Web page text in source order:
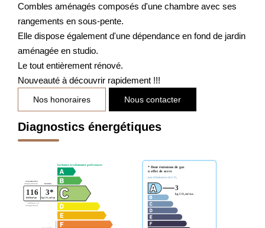
Combles aménagés composés d'une chambre avec ses
rangements en sous-pente.
Elle dispose également d'une dépendance en fond de jardin
aménagée en studio.
Le tout entièrement rénové.
Nouveauté à découvrir rapidement !!!
Nos honoraires Nous contacter
Diagnostics énergétiques